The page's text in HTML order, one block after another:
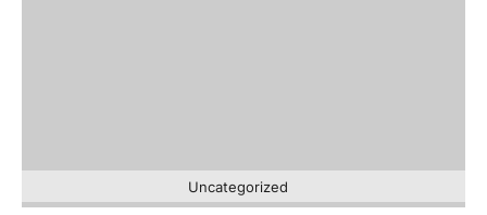
Uncategorized